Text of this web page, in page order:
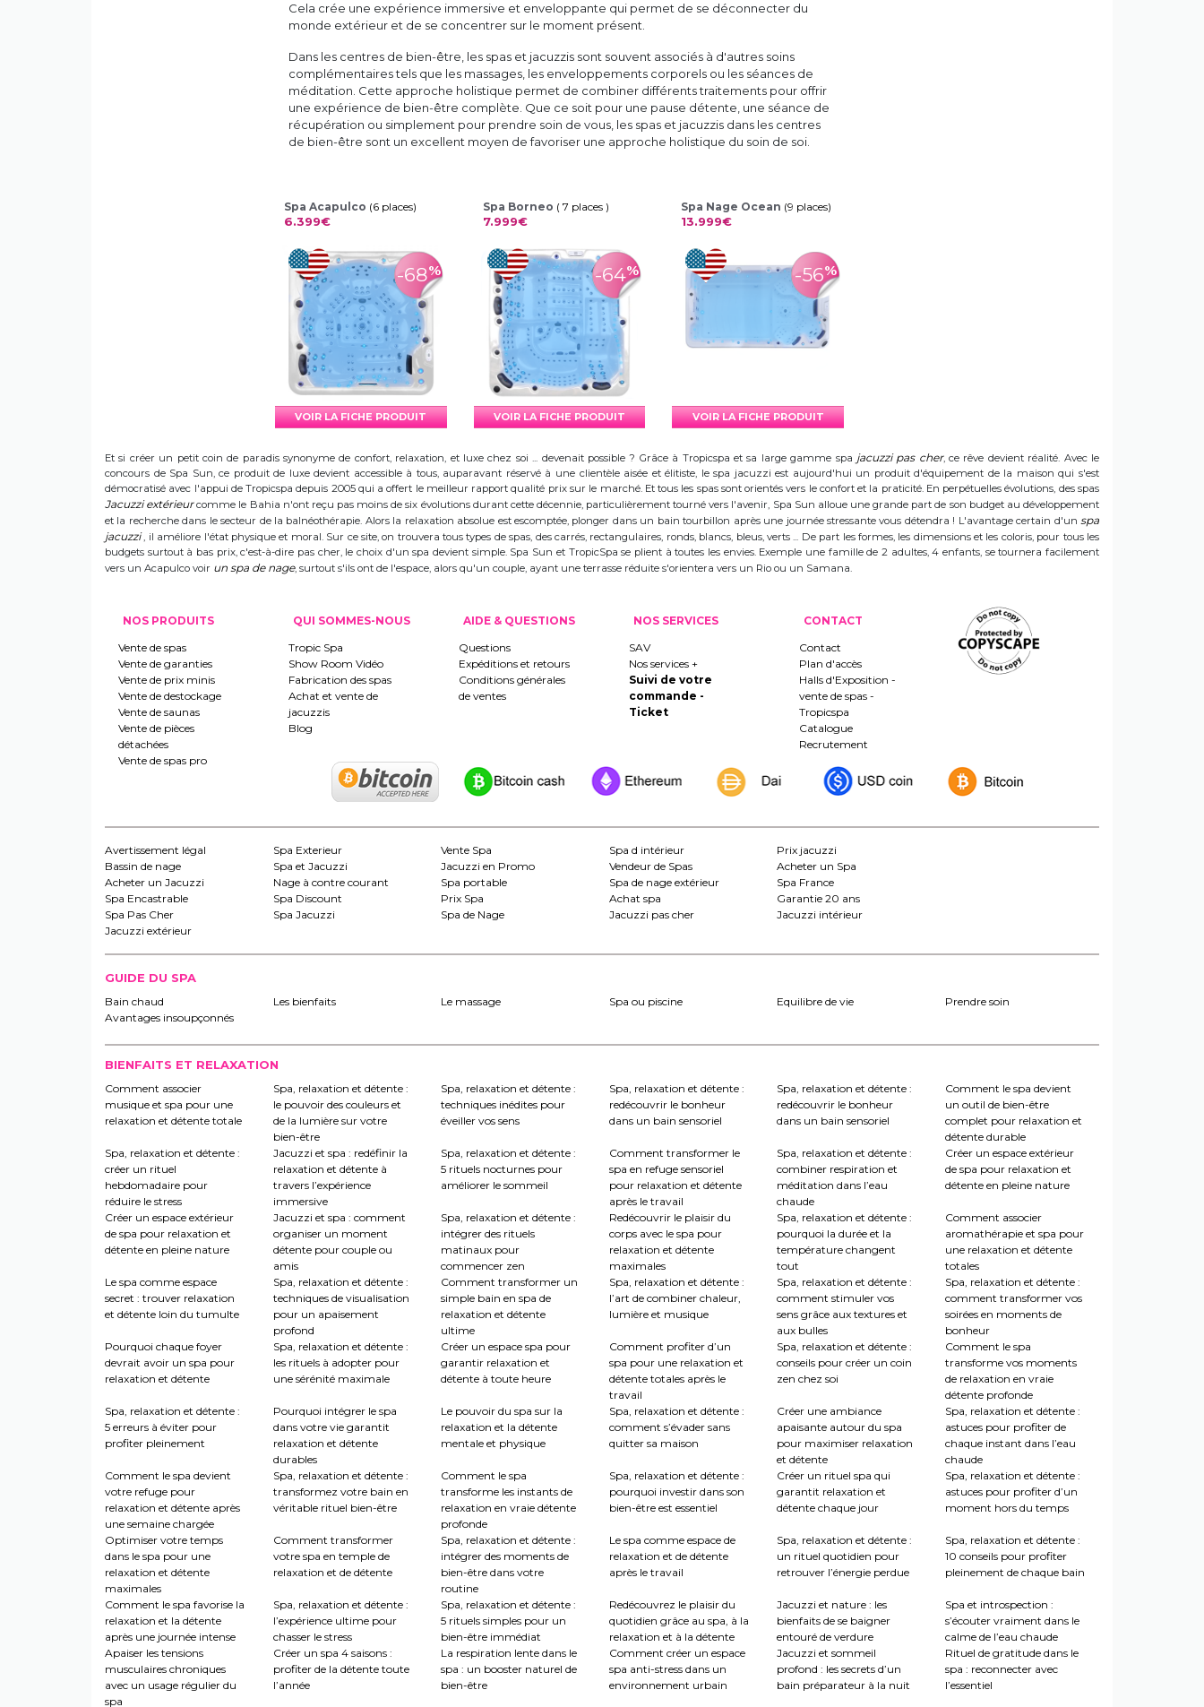
Cela crée une expérience immersive et enveloppante qui permet de se déconnecter du
monde extérieur et de se concentrer sur le moment présent.
Dans les centres de bien-être, les spas et jacuzzis sont souvent associés à d'autres soins
complémentaires tels que les massages, les enveloppements corporels ou les séances de
méditation. Cette approche holistique permet de combiner différents traitements pour offrir
une expérience de bien-être complète. Que ce soit pour une pause détente, une séance de
récupération ou simplement pour prendre soin de vous, les spas et jacuzzis dans les centres
de bien-être sont un excellent moyen de favoriser une approche holistique du soin de soi.
Spa Acapulco (6 places)
6.399€
-68%
VOIR LA FICHE PRODUIT
Spa Borneo ( 7 places )
7.999€
-64%
VOIR LA FICHE PRODUIT
Spa Nage Ocean (9 places)
13.999€
-56%
VOIR LA FICHE PRODUIT
Et si créer un petit coin de paradis synonyme de confort, relaxation, et luxe chez soi ... devenait possible ? Grâce à Tropicspa et sa large gamme spa jacuzzi pas cher, ce rêve devient réalité. Avec le
concours de Spa Sun, ce produit de luxe devient accessible à tous, auparavant réservé à une clientèle aisée et élitiste, le spa jacuzzi est aujourd'hui un produit d'équipement de la maison qui s'est
démocratisé avec l'appui de Tropicspa depuis 2005 qui a offert le meilleur rapport qualité prix sur le marché. Et tous les spas sont orientés vers le confort et la praticité. En perpétuelles évolutions, des spas
Jacuzzi extérieurcomme le Bahia n'ont reçu pas moins de six évolutions durant cette décennie, particulièrement tourné vers l'avenir, Spa Sun alloue une grande part de son budget au développement
et la recherche dans le secteur de la balnéothérapie. Alors la relaxation absolue est escomptée, plonger dans un bain tourbillon après une journée stressante vous détendra ! L'avantage certain d'un spa
jacuzzi, il améliore l'état physique et moral. Sur ce site, on trouvera tous types de spas, des carrés, rectangulaires, ronds, blancs, bleus, verts ... De part les formes, les dimensions et les coloris, pour tous les
budgets surtout à bas prix, c'est-à-dire pas cher, le choix d'un spa devient simple. Spa Sun et TropicSpa se plient à toutes les envies. Exemple une famille de 2 adultes, 4 enfants, se tournera facilement
vers un Acapulco voir un spa de nage, surtout s'ils ont de l'espace, alors qu'un couple, ayant une terrasse réduite s'orientera vers un Rio ou un Samana.
NOS PRODUITS
Vente de spas
Vente de garanties
Vente de prix minis
Vente de destockage
Vente de saunas
Vente de pièces
détachées
Vente de spas pro
QUI SOMMES-NOUS
Tropic Spa
Show Room Vidéo
Fabrication des spas
Achat et vente de
jacuzzis
Blog
AIDE & QUESTIONS
Questions
Expéditions et retours
Conditions générales
de ventes
NOS SERVICES
SAV
Nos services +
Suivi de votre
commande -
Ticket
CONTACT
Contact
Plan d'accès
Halls d'Exposition -
vente de spas -
Tropicspa
Catalogue
Recrutement
Avertissement légal Spa Exterieur Vente Spa Spa d intérieur
Prix jacuzzi
Bassin de nage
Spa et Jacuzzi Jacuzzi en Promo Vendeur de Spas
Acheter un Spa
Acheter un Jacuzzi
Nage à contre courant Spa portable Spa de nage extérieur
Spa France
Spa Encastrable
Spa Discount Prix Spa Achat spa
Garantie 20 ans
Spa Pas Cher
Spa Jacuzzi Spa de Nage Jacuzzi pas cher
Jacuzzi intérieur
Jacuzzi extérieur
GUIDE DU SPA
Bain chaud Les bienfaits Le massage Spa ou piscine Equilibre de vie
Prendre soin
Avantages insoupçonnés
BIENFAITS ET RELAXATION
Comment associer
musique et spa pour une
relaxation et détente totale
Spa, relaxation et détente :
le pouvoir des couleurs et
de la lumière sur votre
bien-être
Spa, relaxation et détente :
techniques inédites pour
éveiller vos sens
Spa, relaxation et détente :
redécouvrir le bonheur
dans un bain sensoriel
Spa, relaxation et détente :
redécouvrir le bonheur
dans un bain sensoriel
Comment le spa devient
un outil de bien-être
complet pour relaxation et
détente durable
Spa, relaxation et détente :
créer un rituel
hebdomadaire pour
réduire le stress
Jacuzzi et spa : redéfinir la
relaxation et détente à
travers l’expérience
immersive
Spa, relaxation et détente :
5 rituels nocturnes pour
améliorer le sommeil
Comment transformer le
spa en refuge sensoriel
pour relaxation et détente
après le travail
Spa, relaxation et détente :
combiner respiration et
méditation dans l’eau
chaude
Créer un espace extérieur
de spa pour relaxation et
détente en pleine nature
Créer un espace extérieur
de spa pour relaxation et
détente en pleine nature
Jacuzzi et spa : comment
organiser un moment
détente pour couple ou
amis
Spa, relaxation et détente :
intégrer des rituels
matinaux pour
commencer zen
Redécouvrir le plaisir du
corps avec le spa pour
relaxation et détente
maximales
Spa, relaxation et détente :
pourquoi la durée et la
température changent
tout
Comment associer
aromathérapie et spa pour
une relaxation et détente
totales
Le spa comme espace
secret : trouver relaxation
et détente loin du tumulte
Spa, relaxation et détente :
techniques de visualisation
pour un apaisement
profond
Comment transformer un
simple bain en spa de
relaxation et détente
ultime
Spa, relaxation et détente :
l’art de combiner chaleur,
lumière et musique
Spa, relaxation et détente :
comment stimuler vos
sens grâce aux textures et
aux bulles
Spa, relaxation et détente :
comment transformer vos
soirées en moments de
bonheur
Pourquoi chaque foyer
devrait avoir un spa pour
relaxation et détente
Spa, relaxation et détente :
les rituels à adopter pour
une sérénité maximale
Créer un espace spa pour
garantir relaxation et
détente à toute heure
Comment profiter d’un
spa pour une relaxation et
détente totales après le
travail
Spa, relaxation et détente :
conseils pour créer un coin
zen chez soi
Comment le spa
transforme vos moments
de relaxation en vraie
détente profonde
Spa, relaxation et détente :
5 erreurs à éviter pour
profiter pleinement
Pourquoi intégrer le spa
dans votre vie garantit
relaxation et détente
durables
Le pouvoir du spa sur la
relaxation et la détente
mentale et physique
Spa, relaxation et détente :
comment s’évader sans
quitter sa maison
Créer une ambiance
apaisante autour du spa
pour maximiser relaxation
et détente
Spa, relaxation et détente :
astuces pour profiter de
chaque instant dans l’eau
chaude
Comment le spa devient
votre refuge pour
relaxation et détente après
une semaine chargée
Spa, relaxation et détente :
transformez votre bain en
véritable rituel bien-être
Comment le spa
transforme les instants de
relaxation en vraie détente
profonde
Spa, relaxation et détente :
pourquoi investir dans son
bien-être est essentiel
Créer un rituel spa qui
garantit relaxation et
détente chaque jour
Spa, relaxation et détente :
astuces pour profiter d’un
moment hors du temps
Optimiser votre temps
dans le spa pour une
relaxation et détente
maximales
Comment transformer
votre spa en temple de
relaxation et de détente
Spa, relaxation et détente :
intégrer des moments de
bien-être dans votre
routine
Le spa comme espace de
relaxation et de détente
après le travail
Spa, relaxation et détente :
un rituel quotidien pour
retrouver l’énergie perdue
Spa, relaxation et détente :
10 conseils pour profiter
pleinement de chaque bain
Comment le spa favorise la
relaxation et la détente
après une journée intense
Spa, relaxation et détente :
l’expérience ultime pour
chasser le stress
Spa, relaxation et détente :
5 rituels simples pour un
bien-être immédiat
Redécouvrez le plaisir du
quotidien grâce au spa, à la
relaxation et à la détente
Jacuzzi et nature : les
bienfaits de se baigner
entouré de verdure
Spa et introspection :
s’écouter vraiment dans le
calme de l’eau chaude
Apaiser les tensions
musculaires chroniques
avec un usage régulier du
spa
Créer un spa 4 saisons :
profiter de la détente toute
l’année
La respiration lente dans le
spa : un booster naturel de
bien-être
Comment créer un espace
spa anti-stress dans un
environnement urbain
Jacuzzi et sommeil
profond : les secrets d’un
bain préparateur à la nuit
Rituel de gratitude dans le
spa : reconnecter avec
l’essentiel